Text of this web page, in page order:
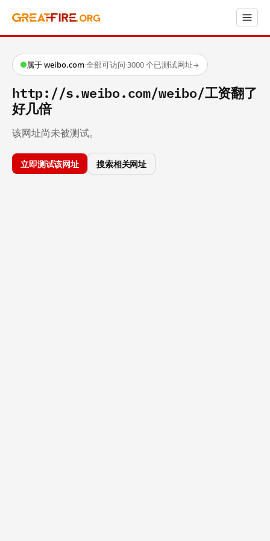
属于 weibo.com·全部可访问·3000 个已测试网址→
http://s.weibo.com/weibo/工资翻了
好几倍
该网址尚未被测试。
立即测试该网址 搜索相关网址